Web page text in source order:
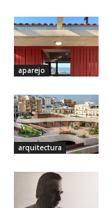
aparejo
arquitectura